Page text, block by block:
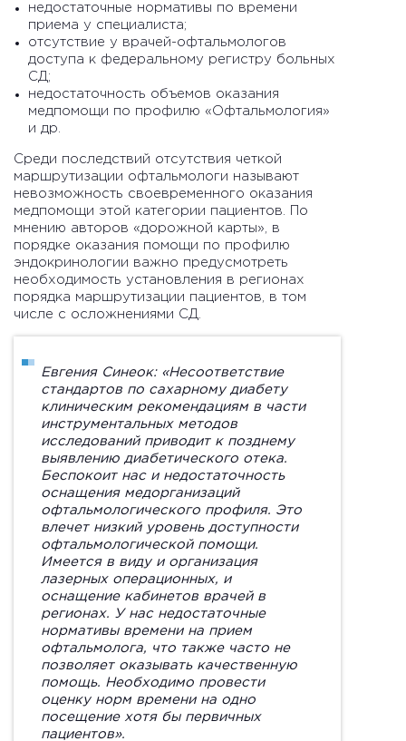
недостаточные нормативы по времени
приема у специалиста;
отсутствие у врачей-офтальмологов
доступа к федеральному регистру больных
СД;
недостаточность объемов оказания
медпомощи по профилю «Офтальмология»
и др.
Среди последствий отсутствия четкой
маршрутизации офтальмологи называют
невозможность своевременного оказания
медпомощи этой категории пациентов. По
мнению авторов «дорожной карты», в
порядке оказания помощи по профилю
эндокринологии важно предусмотреть
необходимость установления в регионах
порядка маршрутизации пациентов, в том
числе с осложнениями СД.
Евгения Синеок:«Несоответствие
стандартов по сахарному диабету
клиническим рекомендациям в части
инструментальных методов
исследований приводит к позднему
выявлению диабетического отека.
Беспокоит нас и недостаточность
оснащения медорганизаций
офтальмологического профиля. Это
влечет низкий уровень доступности
офтальмологической помощи.
Имеется в виду и организация
лазерных операционных, и
оснащение кабинетов врачей в
регионах. У нас недостаточные
нормативы времени на прием
офтальмолога, что также часто не
позволяет оказывать качественную
помощь. Необходимо провести
оценку норм времени на одно
посещение хотя бы первичных
пациентов».